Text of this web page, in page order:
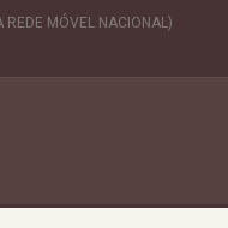
REDE MÓVEL NACIONAL)